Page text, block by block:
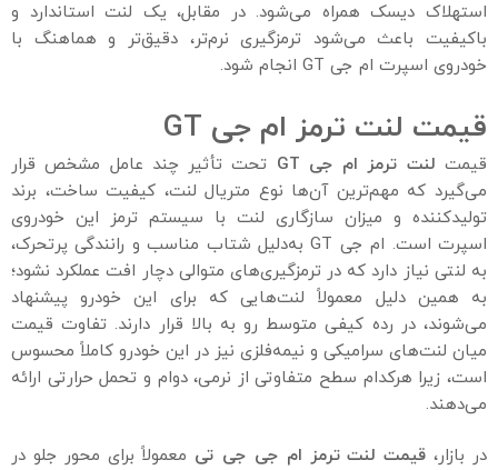
استهلاک دیسک همراه می‌شود. در مقابل، یک لنت استاندارد و
باکیفیت باعث می‌شود ترمزگیری نرم‌تر، دقیق‌تر و هماهنگ با
خودروی اسپرت ام جی GT انجام شود.
قیمت لنت ترمز ام جی GT
قیمت لنت ترمز ام جی
تحت تأثیر چند عامل مشخص قرار
می‌گیرد که مهم‌ترین آن‌ها نوع متریال لنت، کیفیت ساخت، برند
تولیدکننده و میزان سازگاری لنت با سیستم ترمز این خودروی
اسپرت است. ام جی GT به‌دلیل شتاب مناسب و رانندگی پرتحرک،
به لنتی نیاز دارد که در ترمزگیری‌های متوالی دچار افت عملکرد نشود؛
به همین دلیل معمولاً لنت‌هایی که برای این خودرو پیشنهاد
می‌شوند، در رده کیفی متوسط رو به بالا قرار دارند. تفاوت قیمت
میان لنت‌های سرامیکی و نیمه‌فلزی نیز در این خودرو کاملاً محسوس
است، زیرا هرکدام سطح متفاوتی از نرمی، دوام و تحمل حرارتی ارائه
می‌دهند.
در بازار، قیمت لنت ترمز ام جی جی تی معمولاً برای محور جلو در